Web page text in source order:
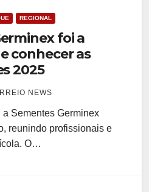
REGIONAL
foi a
conhecer as
2025
NEWS
Sementes Germinex
reunindo profissionais e
O…